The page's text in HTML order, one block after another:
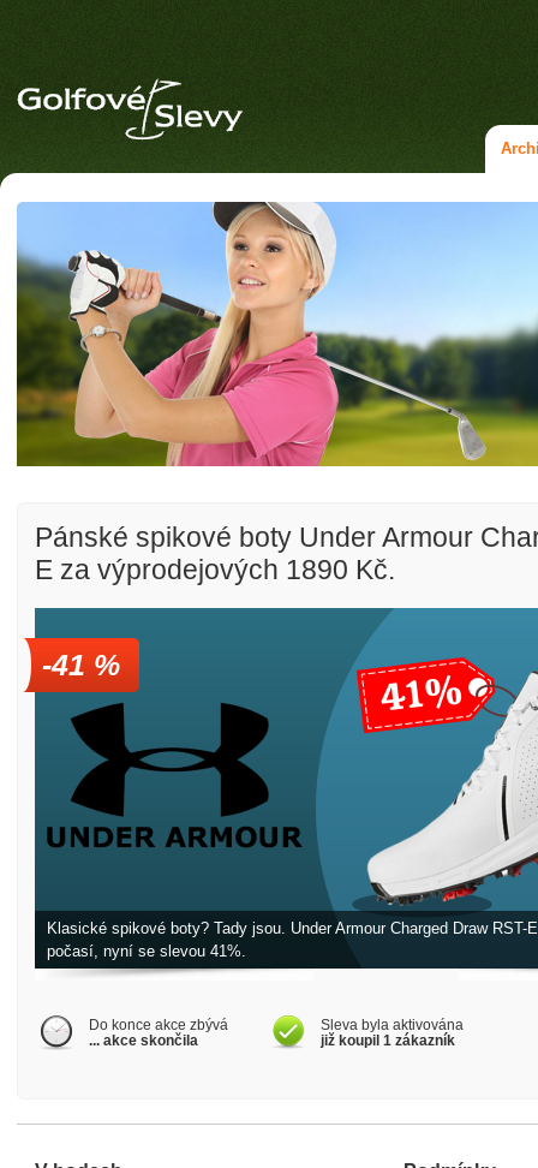
Golfové slevy – Slevy na green
Pánské spikové boty Under Armour
E za výprodejových 1890 Kč.
-41 %
Klasické spikové boty? Tady jsou. Under Armour Charged Draw RST-
počasí, nyní se slevou 41%.
Do konce akce zbývá
... akce skončila
Sleva byla aktivována
již koupil 1 zákazník